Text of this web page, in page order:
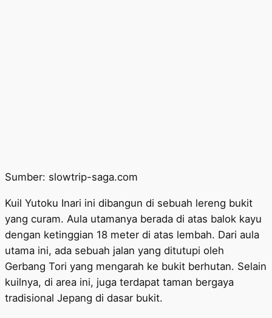
Sumber: slowtrip-saga.com
Kuil Yutoku Inari ini dibangun di sebuah lereng bukit
yang curam. Aula utamanya berada di atas balok kayu
dengan ketinggian 18 meter di atas lembah. Dari aula
utama ini, ada sebuah jalan yang ditutupi oleh
Gerbang Tori yang mengarah ke bukit berhutan. Selain
kuilnya, di area ini, juga terdapat taman bergaya
tradisional Jepang di dasar bukit.